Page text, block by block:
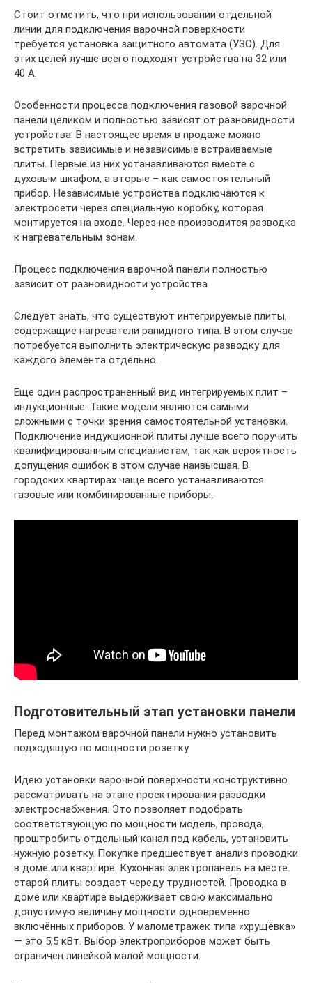
Стоит отметить, что при использовании отдельной
линии для подключения варочной поверхности
требуется установка защитного автомата (УЗО). Для
этих целей лучше всего подходят устройства на 32 или
40 А.
Особенности процесса подключения газовой варочной
панели целиком и полностью зависят от разновидности
устройства. В настоящее время в продаже можно
встретить зависимые и независимые встраиваемые
плиты. Первые из них устанавливаются вместе с
духовым шкафом, а вторые – как самостоятельный
прибор. Независимые устройства подключаются к
электросети через специальную коробку, которая
монтируется на входе. Через нее производится разводка
к нагревательным зонам.
Процесс подключения варочной панели полностью
зависит от разновидности устройства
Следует знать, что существуют интегрируемые плиты,
содержащие нагреватели рапидного типа. В этом случае
потребуется выполнить электрическую разводку для
каждого элемента отдельно.
Еще один распространенный вид интегрируемых плит –
индукционные. Такие модели являются самыми
сложными с точки зрения самостоятельной установки.
Подключение индукционной плиты лучше всего поручить
квалифицированным специалистам, так как вероятность
допущения ошибок в этом случае наивысшая. В
городских квартирах чаще всего устанавливаются
газовые или комбинированные приборы.
Подготовительный этап установки панели
Перед монтажом варочной панели нужно установить
подходящую по мощности розетку
Идею установки варочной поверхности конструктивно
рассматривать на этапе проектирования разводки
электроснабжения. Это позволяет подобрать
соответствующую по мощности модель, провода,
проштробить отдельный канал под кабель, установить
нужную розетку. Покупке предшествует анализ проводки
в доме или квартире. Кухонная электропанель на месте
старой плиты создаст череду трудностей. Проводка в
доме или квартире выдерживает свою максимально
допустимую величину мощности одновременно
включённых приборов. У малометражек типа «хрущёвка»
— это 5,5 кВт. Выбор электроприборов может быть
ограничен линейкой малой мощности.